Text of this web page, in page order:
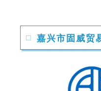
嘉兴市固威贸